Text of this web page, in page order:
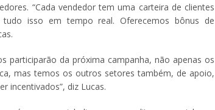
“Cada vendedor tem uma carteira de clientes
isso em tempo real. Oferecemos bônus de
participarão da próxima campanha, não apenas os
mas temos os outros setores também, de apoio,
incentivados”, diz Lucas.